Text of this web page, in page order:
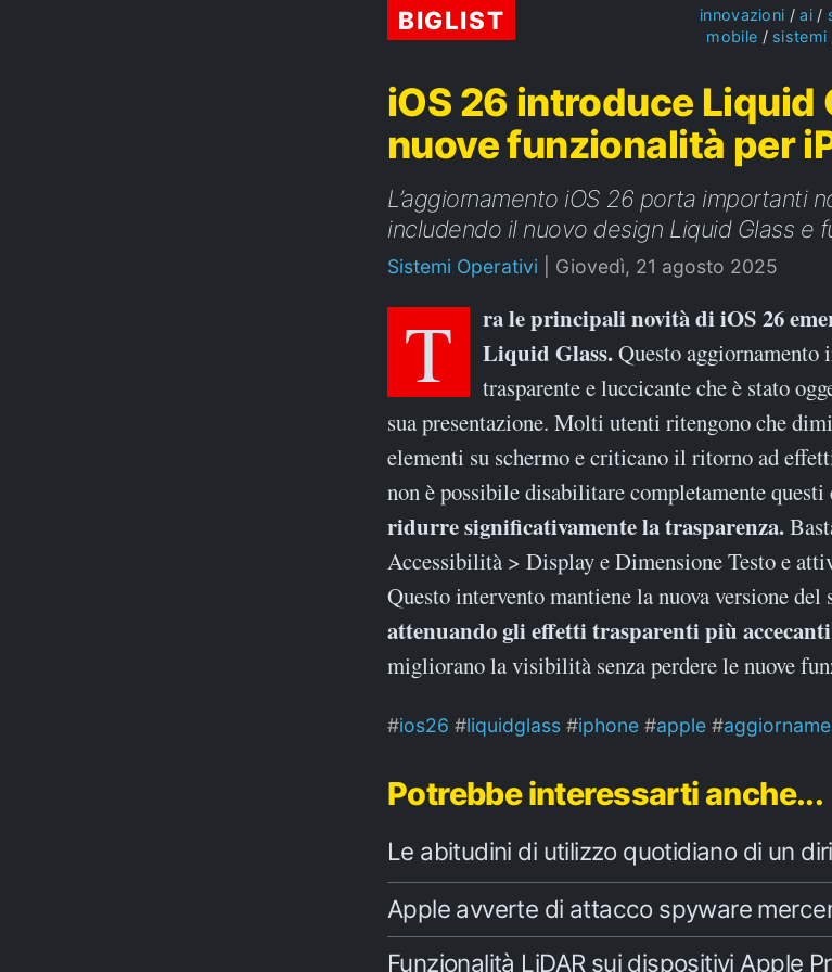
BIGLIST innovazioni ai
mobile
sistemi
iOS 26 introduce Liquid
nuove funzionalità per
L’aggiornamento iOS 26 porta importanti
includendo il nuovo design Liquid Glass e
Sistemi Operativi Giovedì, 21 agosto 2025
Tra le principali novità di iOS 26 emerge il nuovo design Liquid Glass.Questo aggiornamento
trasparente e luccicante che è stato
sua presentazione. Molti utenti ritengono che
elementi su schermo e criticano il ritorno ad
non è possibile disabilitare completamente
ridurre significativamente la trasparenza.
Accessibilità > Display e Dimensione Testo e
Questo intervento mantiene la nuova versione del
attenuando gli effetti trasparenti più accecanti
migliorano la visibilità senza perdere le nuove
ios26 liquidglass iphone apple
Potrebbe interessarti anche...
Le abitudini di utilizzo quotidiano di un
Apple avverte di attacco spyware
Funzionalità LiDAR sui dispositivi Apple